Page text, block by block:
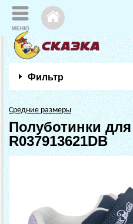
Фильтр
Средние размеры
Полуботинки
R037913621DB